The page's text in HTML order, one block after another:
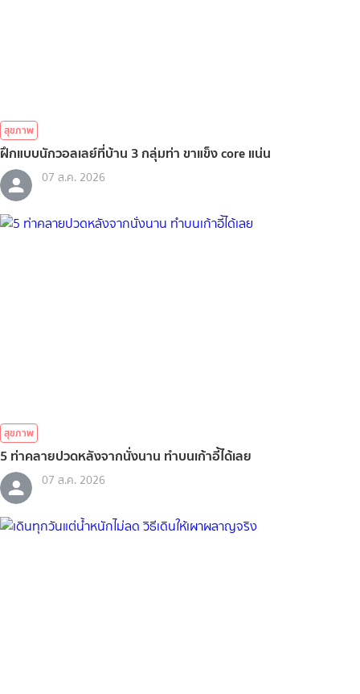
สุขภาพ
ฝึกแบบนักวอลเลย์ที่บ้าน 3 กลุ่มท่า ขาแข็ง core แน่น
07 ส.ค. 2026
สุขภาพ
5 ท่าคลายปวดหลังจากนั่งนาน ทำบนเก้าอี้ได้เลย
07 ส.ค. 2026